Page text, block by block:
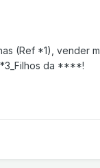
(Ref *1), vender
da ****!